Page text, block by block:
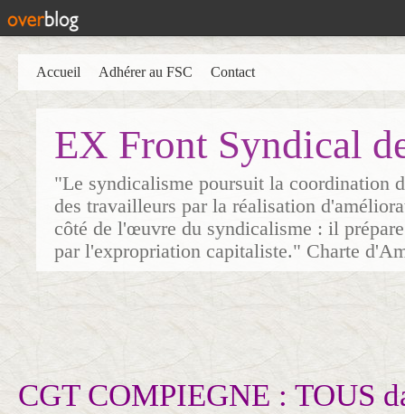
EX Front Syndical
"Le syndicalisme poursuit la coordination
des travailleurs par la réalisation
côté de l'œuvre du syndicalisme : il
par l'expropriation capitaliste." Charte
Accueil Adhérer au FSC Contact
CGT COMPIEGNE : TOUS